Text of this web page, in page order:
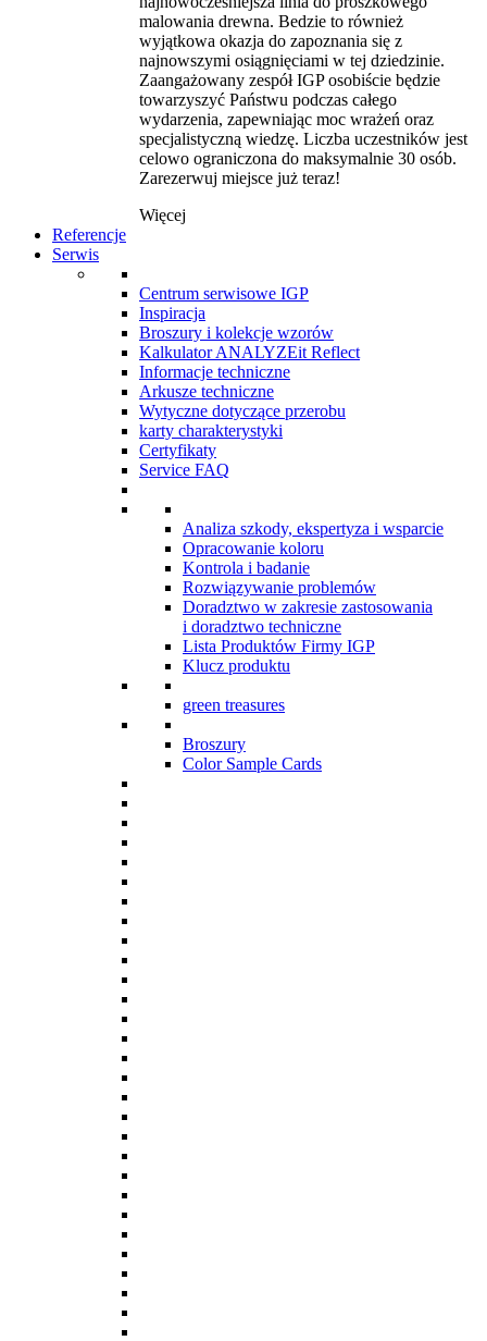
malowania drewna. Bedzie to również
wyjątkowa okazja do zapoznania się z
najnowszymi osiągnięciami w tej dziedzinie.
Zaangażowany zespół IGP osobiście będzie
towarzyszyć Państwu podczas całego
wydarzenia, zapewniając moc wrażeń oraz
specjalistyczną wiedzę. Liczba uczestników jest
celowo ograniczona do maksymalnie 30 osób.
Zarezerwuj miejsce już teraz!
Więcej
Referencje
Serwis
Centrum serwisowe IGP
Inspiracja
Broszury i kolekcje wzorów
Kalkulator ANALYZEit Reflect
Informacje techniczne
Arkusze techniczne
Wytyczne dotyczące przerobu
karty charakterystyki
Certyfikaty
Service FAQ
Analiza szkody, ekspertyza i wsparcie
Opracowanie koloru
Kontrola i badanie
Rozwiązywanie problemów
Doradztwo w zakresie zastosowania
i doradztwo techniczne
Lista Produktów Firmy IGP
Klucz produktu
green treasures
Broszury
Color Sample Cards